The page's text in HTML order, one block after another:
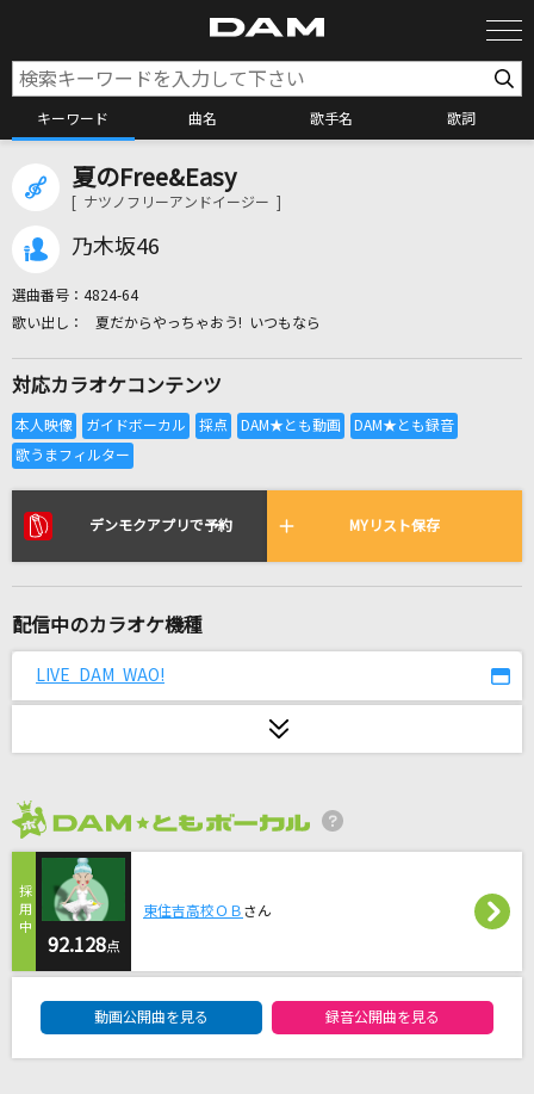
キーワード 曲名 歌手名 歌詞
カラオケ検索
全国りれき
リアルタイムで歌われている曲の一覧
これでいいのだ！
鱗(うろこ)
秦 基博
井上陽水
[生音]サムライハート(Some Like It Hot!!)
[生音]僕が一番欲しかったもの
槇原敬之(Makihara)
[生音]明日への手紙
手嶌 葵
夏のFree&Easy
[ ナツノフリーアンドイージー ]
乃木坂46
選曲番号： 4824-64
夏だからやっちゃおう! いつもなら
対応カラオケコンテンツ
デンモクアプリで予約 MYリスト保存
配信中のカラオケ機種
LIVE DAM WAO!
92.128点
東住吉高校ＯＢ さん
動画公開曲を見る 録音公開曲を見る